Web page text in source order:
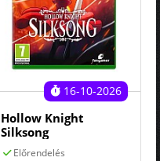
16-10-2026
Hollow Knight
Silksong
Előrendelés